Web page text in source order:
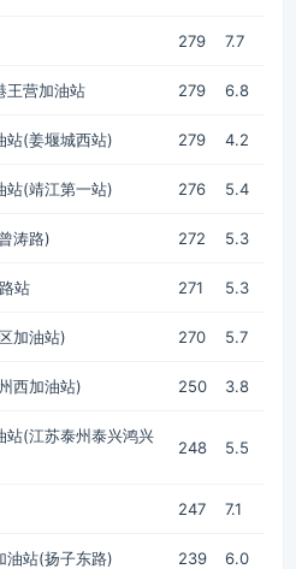
279 7.7
王营加油站 279 6.8
站(姜堰城西站) 279 4.2
站(靖江第一站) 276 5.4
涛路) 272 5.3
站 271 5.3
加油站) 270 5.7
西加油站) 250 3.8
站(江苏泰州泰兴鸿兴
248 5.5
247 7.1
油站(扬子东路) 239 6.0